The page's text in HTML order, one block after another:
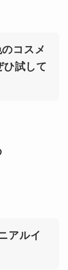
コスメ
ひ試して
アルイ